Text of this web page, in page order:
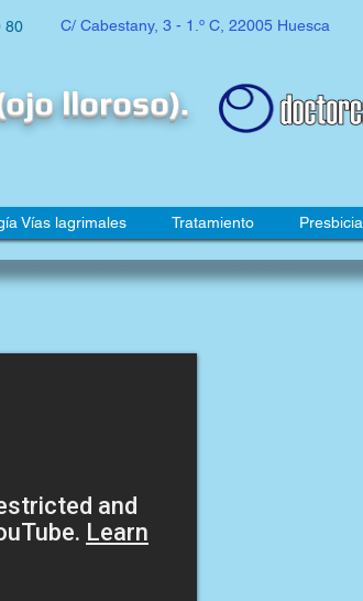
80 C/ Cabestany, 3 - 1.º C, 22005 Huesca
lloroso).
Vías lagrimales Tratamiento Presbicia